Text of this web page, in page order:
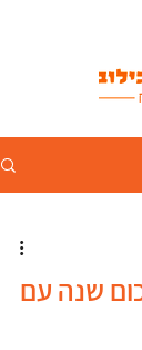
שנה עם